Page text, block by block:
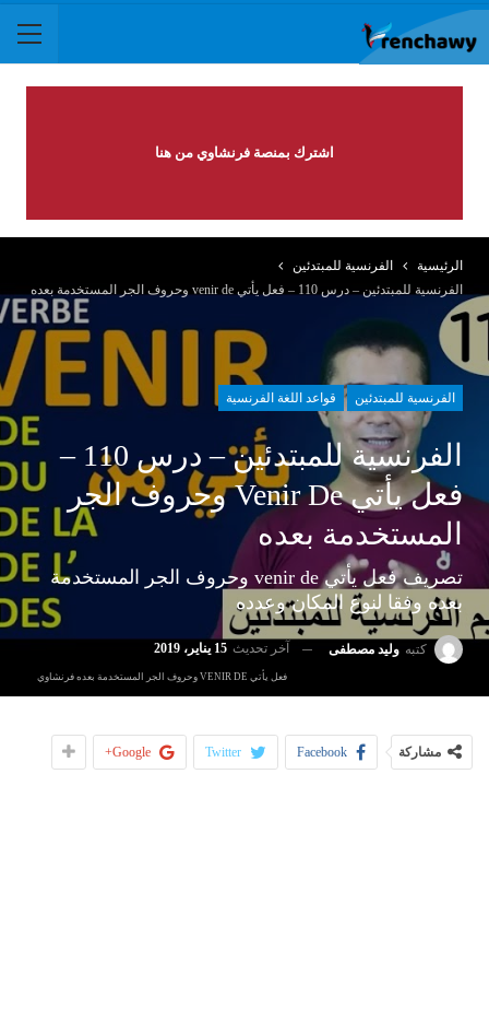
اشترك بمنصة فرنشاوي من هنا
الرئيسية
الفرنسية للمبتدئين
الفرنسية للمبتدئين – درس 110 – فعل يأتي venir de وحروف الجر المستخدمة بعده
الفرنسية للمبتدئين قواعد اللغة الفرنسية
الفرنسية للمبتدئين – درس 110 –
فعل يأتي Venir De وحروف الجر
المستخدمة بعده
تصريف فعل يأتي venir de وحروف الجر المستخدمة
بعده وفقا لنوع المكان وعدده
كتبه وليد مصطفى آخر تحديث 15 يناير، 2019
فعل يأتي VENIR DE وحروف الجر المستخدمة بعده فرنشاوي
مشاركة Facebook
Twitter
Google+